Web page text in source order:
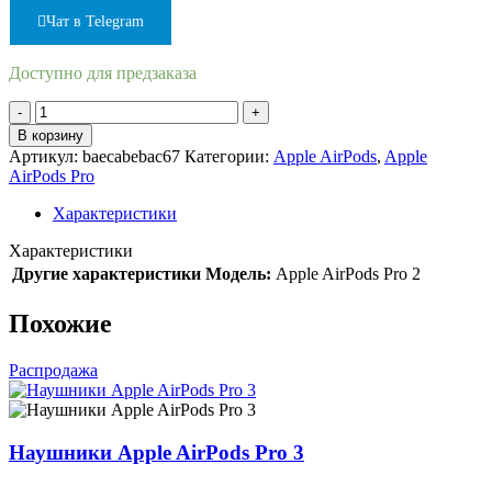
Чат в Telegram
Доступно для предзаказа
В корзину
Артикул: baecabebac67 Категории: Apple AirPods, Apple
AirPods Pro
Характеристики
Характеристики
Другие характеристики Модель: Apple AirPods Pro 2
Похожие
Распродажа
Наушники Apple AirPods Pro 3